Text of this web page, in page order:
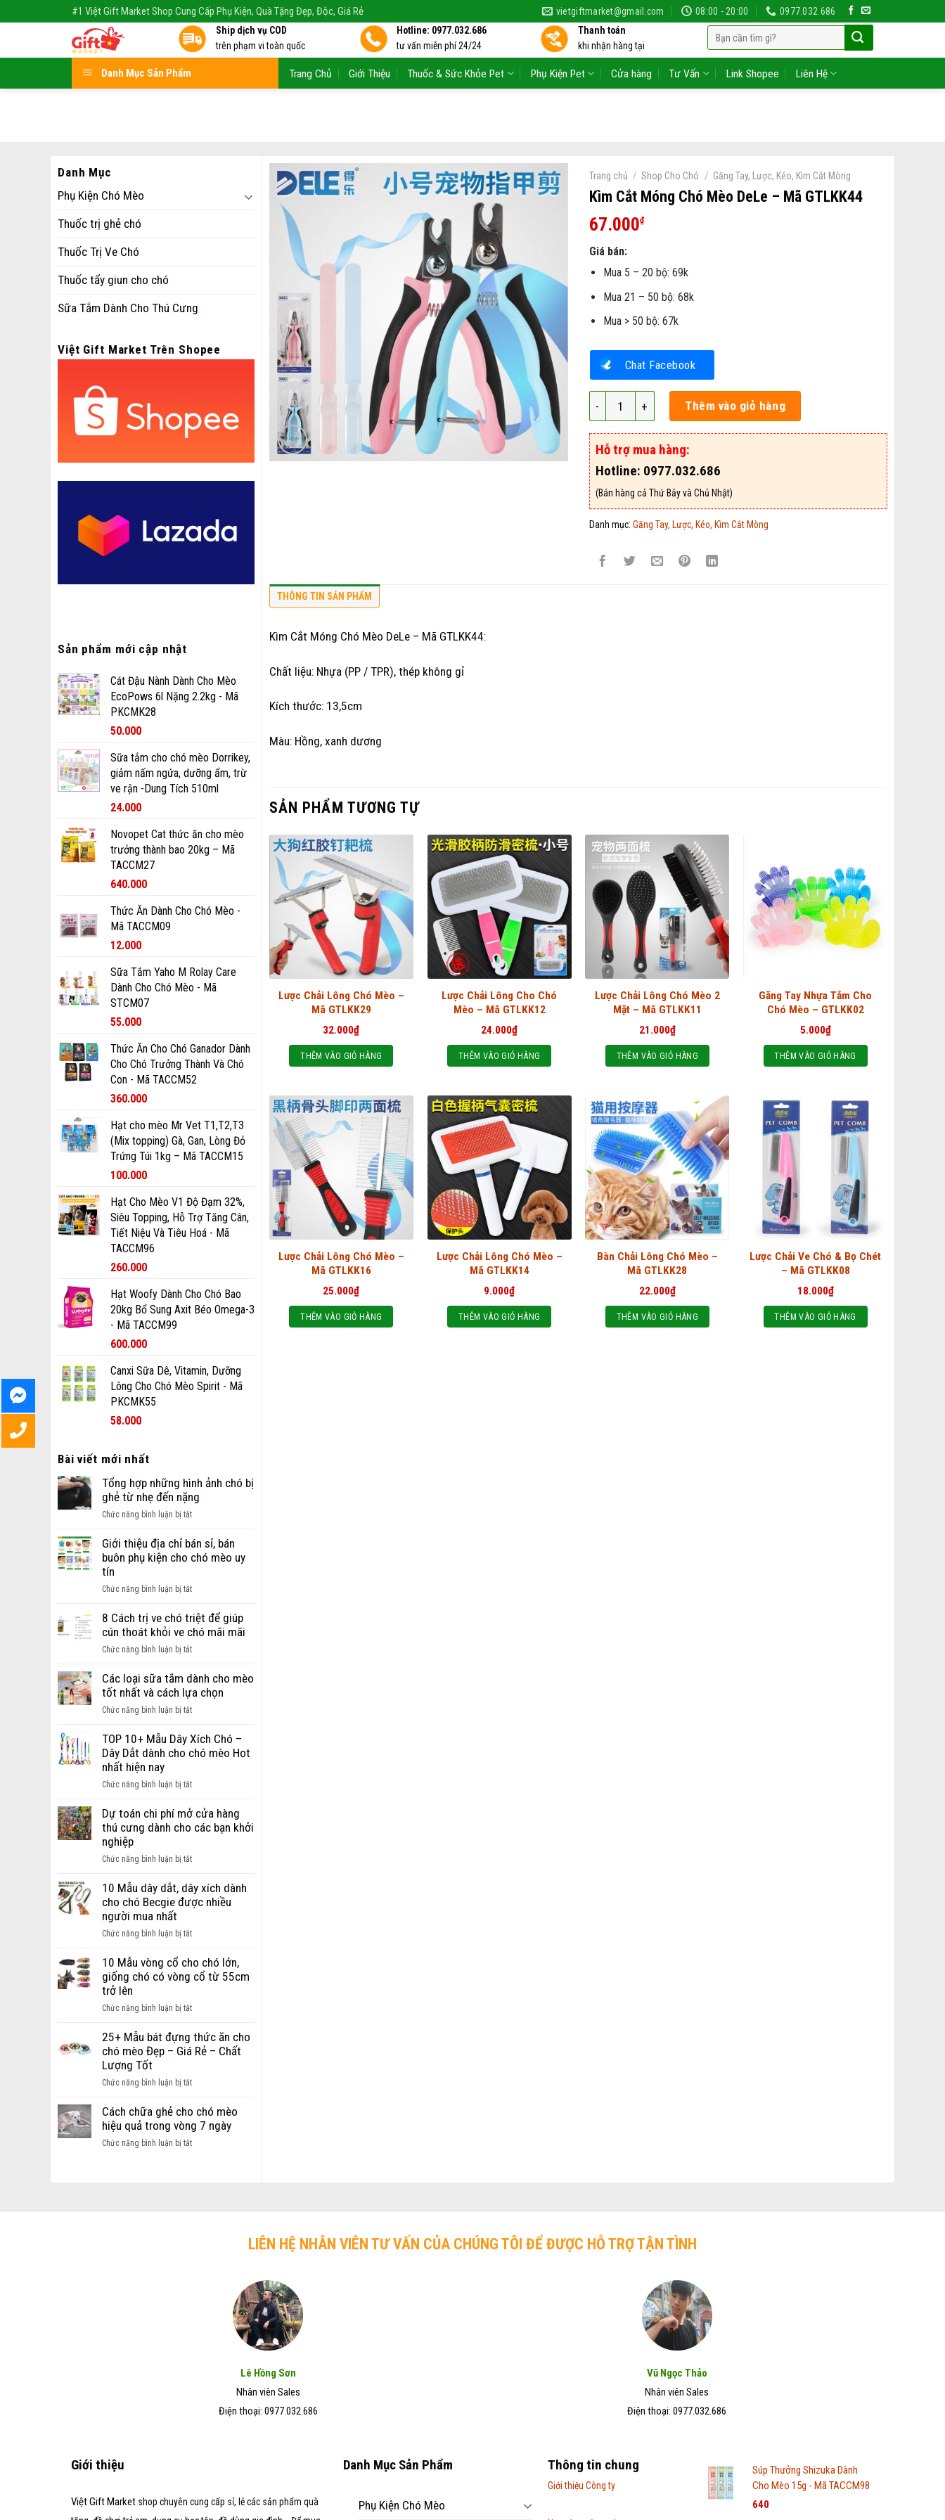
#1 Việt Gift Market Shop Cung Cấp Phụ Kiện, Quà Tặng Đẹp, Độc, Giá Rẻ vietgiftmarket@gmail.com 08:00 - 20:00
0977.032.686
Ship dịch vụ COD
trên phạm vi toàn quốc
Hotline: 0977.032.686
tư vấn miễn phí 24/24
Thanh toán
khi nhận hàng tại
Tìm
kiếm:
Danh Mục Sản Phẩm Trang Chủ Giới Thiệu Thuốc & Sức Khỏe Pet Phụ Kiện Pet Cửa hàng Tư Vấn Link Shopee Liên Hệ
Danh Mục
Phụ Kiện Chó Mèo
Thuốc trị ghẻ chó
Thuốc Trị Ve Chó
Thuốc tẩy giun cho chó
Sữa Tắm Dành Cho Thú Cưng
Việt Gift Market Trên Shopee
Sản phẩm mới cập nhật
Cát Đậu Nành Dành Cho Mèo
EcoPows 6l Nặng 2.2kg - Mã
PKCMK28
50.000
Sữa tắm cho chó mèo Dorrikey,
giảm nấm ngứa, dưỡng ẩm, trừ
ve rận -Dung Tích 510ml
24.000
Novopet Cat thức ăn cho mèo
trưởng thành bao 20kg – Mã
TACCM27
640.000
Thức Ăn Dành Cho Chó Mèo -
Mã TACCM09
12.000
Sữa Tắm Yaho M Rolay Care
Dành Cho Chó Mèo - Mã
STCM07
55.000
Thức Ăn Cho Chó Ganador Dành
Cho Chó Trưởng Thành Và Chó
Con - Mã TACCM52
360.000
Hạt cho mèo Mr Vet T1,T2,T3
(Mix topping) Gà, Gan, Lòng Đỏ
Trứng Túi 1kg – Mã TACCM15
100.000
Hạt Cho Mèo V1 Độ Đạm 32%,
Siêu Topping, Hỗ Trợ Tăng Cân,
Tiết Niệu Và Tiêu Hoá - Mã
TACCM96
260.000
Hạt Woofy Dành Cho Chó Bao
20kg Bổ Sung Axit Béo Omega-3
- Mã TACCM99
600.000
Canxi Sữa Dê, Vitamin, Dưỡng
Lông Cho Chó Mèo Spirit - Mã
PKCMK55
58.000
Bài viết mới nhất
Tổng hợp những hình ảnh chó bị
ghẻ từ nhẹ đến nặng
Chức năng bình luận bị tắtở
hợp
những
chó
ghẻ
từ
nhẹ
nặng
Giới thiệu địa chỉ bán sỉ, bán
buôn phụ kiện cho chó mèo uy
tín
Chức năng bình luận bị tắtở
thiệu
địa
bán
bán
buôn
phụ
cho
chó
tín
8 Cách trị ve chó triệt để giúp
cún thoát khỏi ve chó mãi mãi
Chức năng bình luận bị tắtở
Cách
trị
chó
để
giúp
thoát
ve
chó
Các loại sữa tắm dành cho mèo
tốt nhất và cách lựa chọn
Chức năng bình luận bị tắtở
loại
sữa
cho
tốt
nhất
cách
chọn
TOP 10+ Mẫu Dây Xích Chó –
Dây Dắt dành cho chó mèo Hot
nhất hiện nay
Chức năng bình luận bị tắtở
10+
Mẫu
Chó
Dây
Dắt
cho
Hot
nhất
nay
Dự toán chi phí mở cửa hàng
thú cưng dành cho các bạn khởi
nghiệp
Chức năng bình luận bị tắtở
toán
chi
cửa
thú
cưng
cho
bạn
khởi
nghiệp
10 Mẫu dây dắt, dây xích dành
cho chó Becgie được nhiều
người mua nhất
Chức năng bình luận bị tắtở
Mẫu
dây
xích
cho
chó
được
người
mua
nhất
10 Mẫu vòng cổ cho chó lớn,
giống chó có vòng cổ từ 55cm
trở lên
Chức năng bình luận bị tắtở
Mẫu
vòng
chó
giống
chó
có
25+ Mẫu bát đựng thức ăn cho
chó mèo Đẹp – Giá Rẻ – Chất
Lượng Tốt
Chức năng bình luận bị tắtở
Mẫu
bát
thức
Cách chữa ghẻ cho chó mèo
hiệu quả trong vòng 7 ngày
Chức năng bình luận bị tắtở
chó
Trang chủ / Shop Cho Chó / Găng Tay, Lược, Kéo, Kìm Cắt Mòng
Kìm Cắt Móng Chó Mèo DeLe – Mã GTLKK44
67.000₫
Giá bán:
Mua 5 – 20 bộ: 69k
Mua 21 – 50 bộ: 68k
Mua > 50 bộ: 67k
Chat Facebook
Kìm Cắt Móng Chó Mèo DeLe - Mã GTLKK44 số lượng
Thêm vào giỏ hàng
Hỗ trợ mua hàng:
Hotline: 0977.032.686
(Bán hàng cả Thứ Bảy và Chủ Nhật)
Danh mục: Găng Tay, Lược, Kéo, Kìm Cắt Mòng
THÔNG TIN SẢN PHẨM
Kìm Cắt Móng Chó Mèo DeLe – Mã GTLKK44:
Chất liệu: Nhựa (PP / TPR), thép không gỉ
Kích thước: 13,5cm
Màu: Hồng, xanh dương
SẢN PHẨM TƯƠNG TỰ
Lược Chải Lông Chó Mèo –
Mã GTLKK29
32.000₫
THÊM VÀO GIỎ HÀNG
Lược Chải Lông Cho Chó
Mèo – Mã GTLKK12
24.000₫
THÊM VÀO GIỎ HÀNG
Lược Chải Lông Chó Mèo 2
Mặt – Mã GTLKK11
21.000₫
THÊM VÀO GIỎ HÀNG
Găng Tay Nhựa Tắm Cho
Chó Mèo – GTLKK02
5.000₫
THÊM VÀO GIỎ HÀNG
Lược Chải Lông Chó Mèo –
Mã GTLKK16
25.000₫
THÊM VÀO GIỎ HÀNG
Lược Chải Lông Chó Mèo –
Mã GTLKK14
9.000₫
THÊM VÀO GIỎ HÀNG
Bàn Chải Lông Chó Mèo –
Mã GTLKK28
22.000₫
THÊM VÀO GIỎ HÀNG
Lược Chải Ve Chó & Bọ Chét
– Mã GTLKK08
18.000₫
THÊM VÀO GIỎ HÀNG
LIÊN HỆ NHÂN VIÊN TƯ VẤN CỦA CHÚNG TÔI ĐỂ ĐƯỢC HỖ TRỢ TẬN TÌNH
Lê Hồng Sơn
Nhân viên Sales
Điện thoại: 0977.032.686
Vũ Ngọc Thảo
Nhân viên Sales
Điện thoại: 0977.032.686
Giới thiệu
Việt Gift Marketshop chuyên cung cấp sỉ, lẻ các sản phẩm quà
Danh Mục Sản Phẩm
Phụ Kiện Chó Mèo
Thông tin chung
Giới thiệu Công ty
Súp Thưởng Shizuka Dành
Cho Mèo 15g - Mã TACCM98
640